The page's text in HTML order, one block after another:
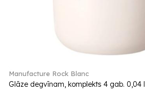
Manufacture Rock Blanc
Glāze degvīnam, komplekts 4 gab. 0,04 l